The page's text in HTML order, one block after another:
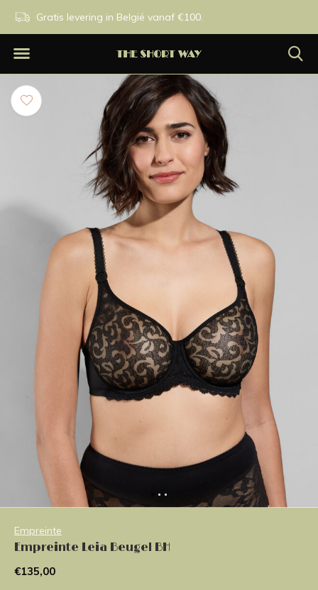
Exclusieve merken.
Empreinte
Empreinte Leia Beugel BH
€135,00